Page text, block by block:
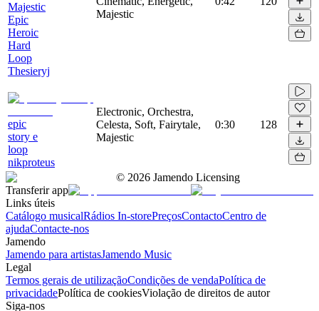
Majestic
Epic
Heroic
Hard
Loop
Thesieryj
Majestic
epic
story e
loop
nikproteus
Electronic, Orchestra,
Celesta, Soft, Fairytale,
Majestic
0:30 128
© 2026 Jamendo Licensing
Transferir app
Links úteis
Catálogo musicalRádios In-storePreçosContactoCentro de
ajudaContacte-nos
Jamendo
Jamendo para artistasJamendo Music
Legal
Termos gerais de utilizaçãoCondições de vendaPolítica de
privacidadePolítica de cookiesViolação de direitos de autor
Siga-nos